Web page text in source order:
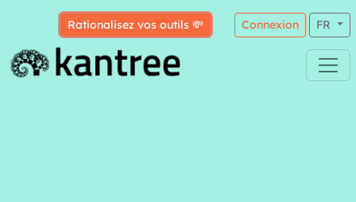
Rationalisez vos outils 💸 Connexion FR